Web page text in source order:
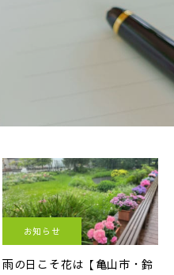
お知らせ
雨の日こそ花は【亀山市・鈴